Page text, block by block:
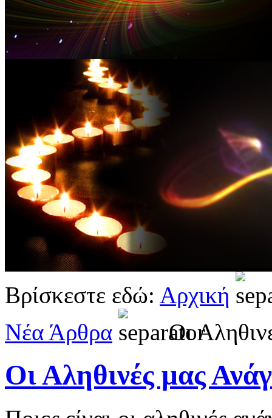
Βρίσκεστε εδώ: Αρχική
Νέα Άρθρα
Οι
Οι Αληθινές μας